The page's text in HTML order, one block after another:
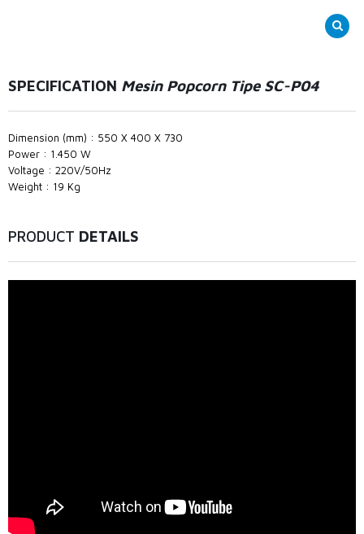
SPECIFICATION Mesin Popcorn Tipe SC-P04
Dimension (mm) : 550 X 400 X 730
Power : 1.450 W
Voltage : 220V/50Hz
Weight : 19 Kg
PRODUCT DETAILS